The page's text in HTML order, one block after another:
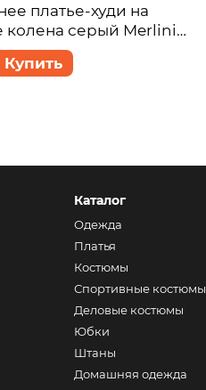
платье-худи на
серый Merlini
размер 54-56
Купить
Каталог
Одежда
Платья
Костюмы
Спортивные костюмы
Деловые костюмы
Юбки
Штаны
Домашняя одежда